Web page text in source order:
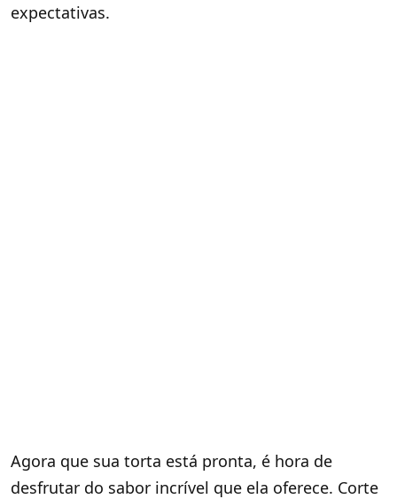
expectativas.
Agora que sua torta está pronta, é hora de
desfrutar do sabor incrível que ela oferece. Corte